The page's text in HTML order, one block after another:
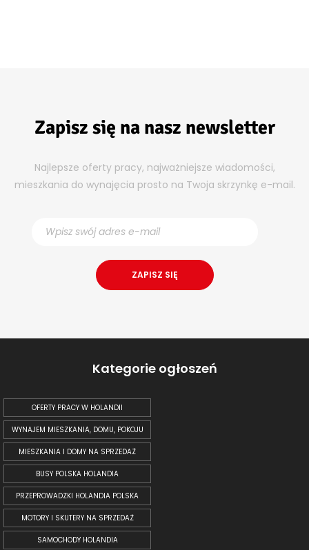
Zapisz się na nasz newsletter
Najlepsze oferty pracy, najważniejsze wiadomości,
mieszkania do wynajęcia prosto na Twoja skrzynkę e-mail.
Kategorie ogłoszeń
OFERTY PRACY W HOLANDII
WYNAJEM MIESZKANIA, DOMU, POKOJU
MIESZKANIA I DOMY NA SPRZEDAŻ
BUSY POLSKA HOLANDIA
PRZEPROWADZKI HOLANDIA POLSKA
MOTORY I SKUTERY NA SPRZEDAŻ
SAMOCHODY HOLANDIA